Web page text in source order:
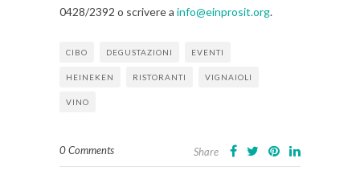
0428/2392 o scrivere a info@einprosit.org.
CIBO DEGUSTAZIONI EVENTI
HEINEKEN RISTORANTI VIGNAIOLI
VINO
0 Comments Share